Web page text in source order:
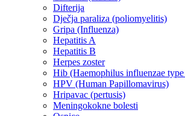
Difterija
Dječja paraliza (poliomyelitis)
Gripa (Influenza)
Hepatitis A
Hepatitis B
Herpes zoster
Hib (Haemophilus influenzae
HPV (Human Papillomavirus)
Hripavac (pertusis)
Meningokokne bolesti